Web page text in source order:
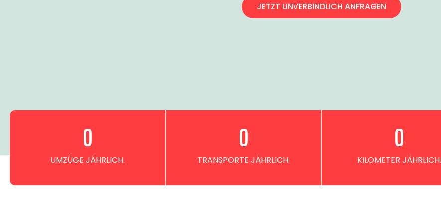
JETZT UNVERBINDLICH ANFRAGEN
UMZÜGE JÄHRLICH.
0
TRANSPORTE JÄHRLICH.
0
KILOMETER JÄHRLICH.
0